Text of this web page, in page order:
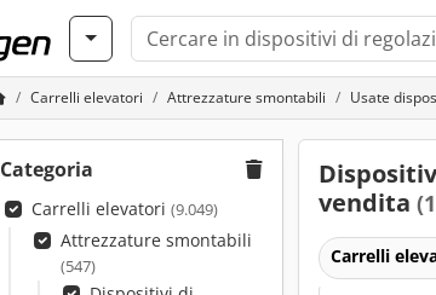
Carrelli elevatori Attrezzature smontabili Usate
Categoria
Carrelli elevatori (9.049)
Attrezzature smontabili
(547)
vendita
Carrelli